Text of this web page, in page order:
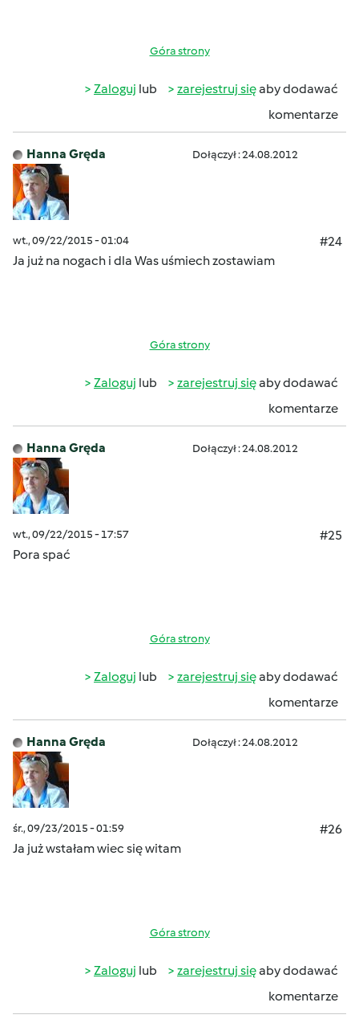
Góra strony
Zaloguj lub zarejestruj sięaby dodawać
komentarze
Hanna Gręda Dołączył : 24.08.2012
wt., 09/22/2015 - 01:04
#24
Ja już na nogach i dla Was uśmiech zostawiam
Góra strony
Zaloguj lub zarejestruj sięaby dodawać
komentarze
Hanna Gręda Dołączył : 24.08.2012
wt., 09/22/2015 - 17:57
#25
Pora spać
Góra strony
Zaloguj lub zarejestruj sięaby dodawać
komentarze
Hanna Gręda Dołączył : 24.08.2012
śr., 09/23/2015 - 01:59
#26
Ja już wstałam wiec się witam
Góra strony
Zaloguj lub zarejestruj sięaby dodawać
komentarze